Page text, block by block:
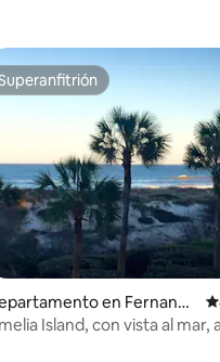
4.98 de 5; 177
en Fernandi
BeachIsland, con vista al mar,